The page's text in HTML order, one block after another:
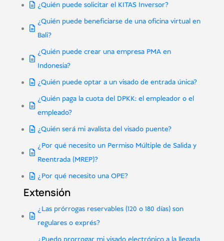
¿Quién puede solicitar el KITAS Inversor?
¿Quién puede beneficiarse de una oficina virtual en
Bali?
¿Quién puede crear una empresa PMA en
Indonesia?
¿Quién puede optar a un visado de entrada única?
¿Quién paga la cuota del DPKK: el empleador o el
empleado?
¿Quién será mi avalista del visado puente?
¿Por qué necesito un Permiso Múltiple de Salida y
Reentrada (MREP)?
¿Por qué necesito una OPE?
Extensión
¿Las prórrogas reservables (120 o 180 días) son
regulares o exprés?